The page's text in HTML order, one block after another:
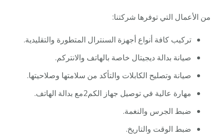
من الأعمال التي توفرها شركتنا:
تركيب كافة أنواع أجهزة السنترال المتطورة والتقليدية.
صيانة بدالة ديجيتال خاصة بالهاتف والانتركم.
صيانة وتصليح الكابلات والتأكد من سلامتها وصلاحيتها.
مهارة عالية في توصيل جهاز الكم2مع بدالة الهاتف.
ضبط الجرس والنغمة.
ضبط الوقت والتاريخ.